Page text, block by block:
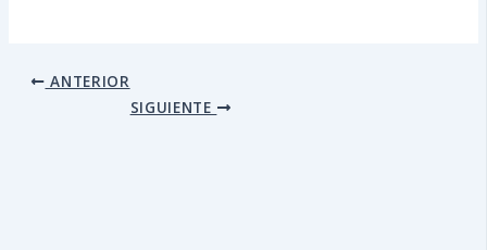
ANTERIOR
SIGUIENTE